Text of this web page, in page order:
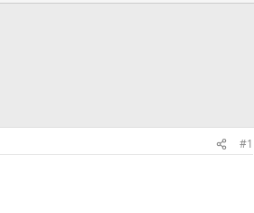
#1